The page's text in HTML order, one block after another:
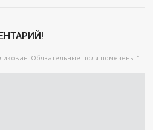
Обязательные поля помечены *